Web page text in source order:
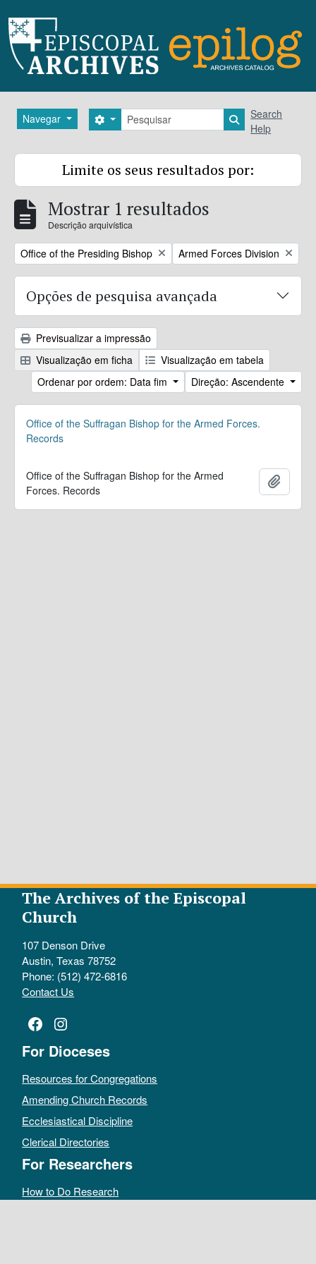
Navegar Pesquisar
Search options Search in
Search
Help
Limite os seus resultados por:
Mostrar 1 resultados
Descrição arquivística
Remove filter:
Office of the Presiding Bishop Remove filter:
Armed Forces Division
Opções de pesquisa avançada
Previsualizar a impressão
Visualização em ficha
Visualização em tabela
Ordenar por ordem: Data fim
Direção: Ascendente
Office of the Suffragan Bishop for the Armed Forces.
Records
Office of the Suffragan Bishop for the Armed
Forces. Records
The Archives of the Episcopal
Church
107 Denson Drive
Austin, Texas 78752
Phone: (512) 472-6816
Contact Us
Facebook
Instagram
For Dioceses
Resources for Congregations
Amending Church Records
Ecclesiastical Discipline
Clerical Directories
For Researchers
How to Do Research